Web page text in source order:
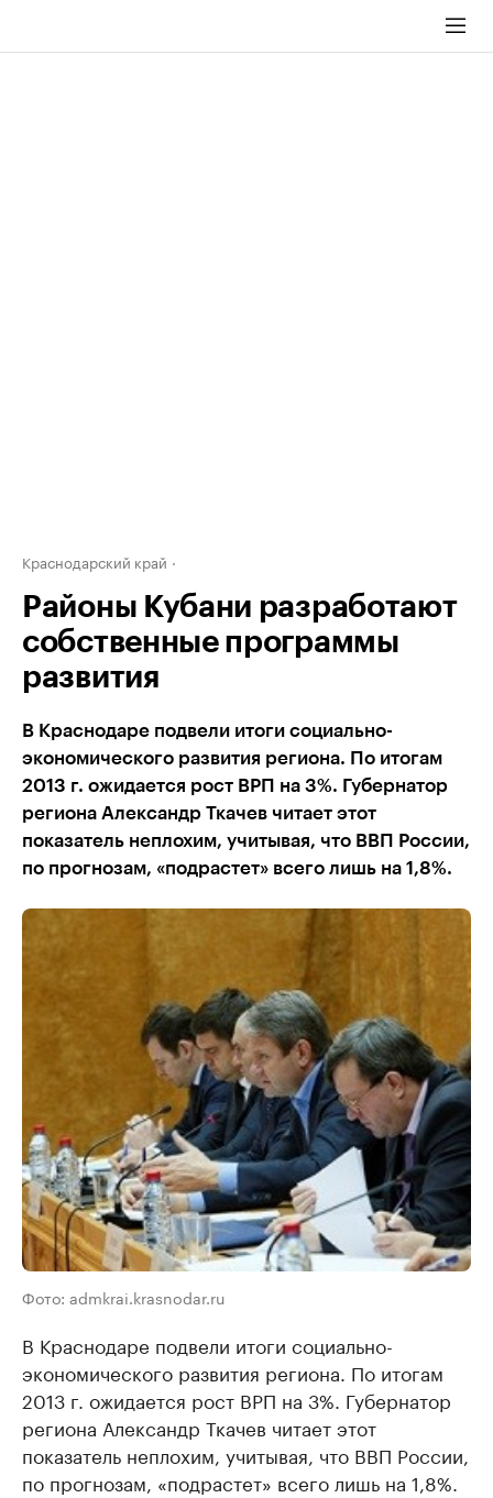
Краснодарский край
Районы Кубани разработают
собственные программы
развития
В Краснодаре подвели итоги социально-
экономического развития региона. По итогам
2013 г. ожидается рост ВРП на 3%. Губернатор
региона Александр Ткачев читает этот
показатель неплохим, учитывая, что ВВП России,
по прогнозам, «подрастет» всего лишь на 1,8%.
Фото: admkrai.krasnodar.ru
В Краснодаре подвели итоги социально-
экономического развития региона. По итогам
2013 г. ожидается рост ВРП на 3%. Губернатор
региона Александр Ткачев читает этот
показатель неплохим, учитывая, что ВВП России,
по прогнозам, «подрастет» всего лишь на 1,8%.